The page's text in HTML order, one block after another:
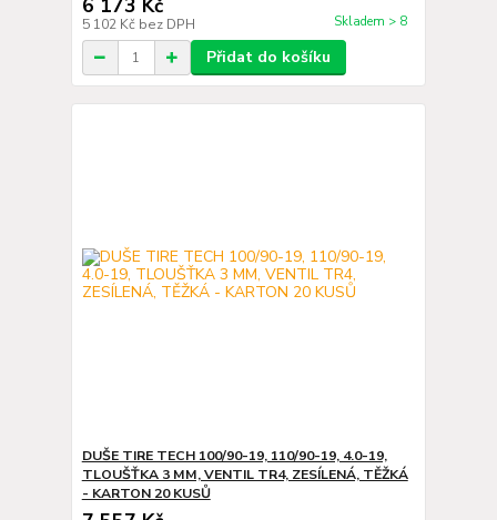
6 173 Kč
5 102 Kč bez DPH Skladem > 8
Přidat do košíku
DUŠE TIRE TECH 100/90-19, 110/90-19, 4.0-19,
TLOUŠŤKA 3 MM, VENTIL TR4, ZESÍLENÁ, TĚŽKÁ
- KARTON 20 KUSŮ